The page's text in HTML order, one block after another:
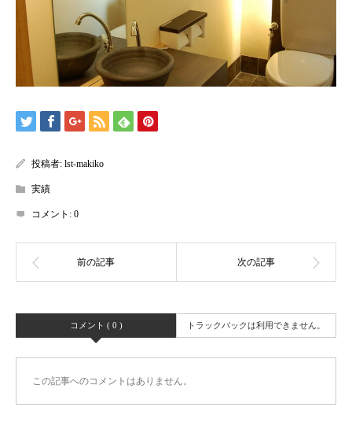
投稿者: lst-makiko
実績
コメント: 0
コメント ( 0 ) トラックバックは利用できません。
この記事へのコメントはありません。